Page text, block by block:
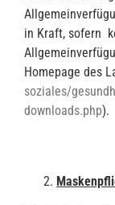
in Kraft, sofern
Homepage des
soziales/
downloads.php).